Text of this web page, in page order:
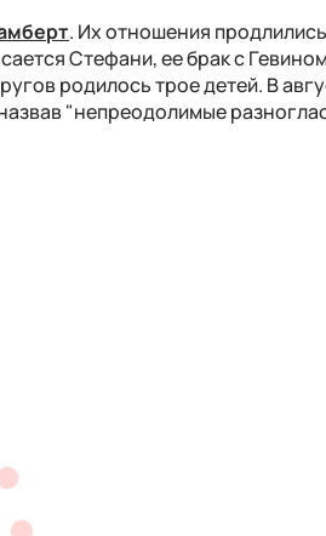
. Их отношения
Стефани, ее брак с
родилось трое детей. В
"непреодолимые